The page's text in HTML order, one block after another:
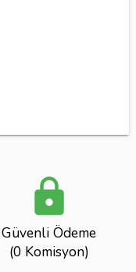
lock
Güvenli Ödeme
(0 Komisyon)